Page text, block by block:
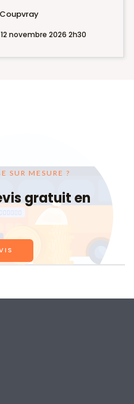
novembre 2026 2h30
SUR MESURE ?
gratuit en